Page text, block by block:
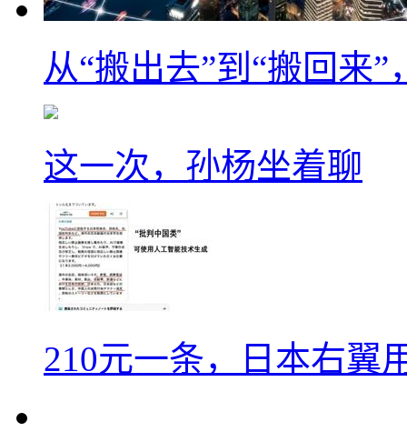
从“搬出去”到“搬回来
这一次，孙杨坐着聊
210元一条，日本右翼